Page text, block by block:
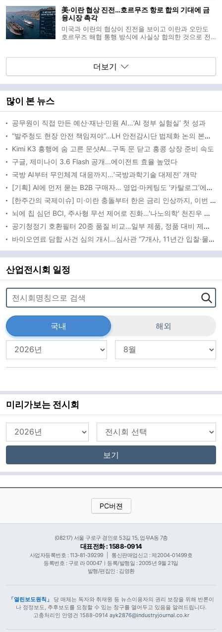
까지 수요가 확대된 영향으로 풀이된다. SEMI는 올해
2분기 전 세계 실리콘 웨이
美·이란 협상 진전…호르무즈 항로 합의 기대에 금
융시장 촉각
미국과 이란의 협상이 진전을 보이고 이란과 오만도
호르무즈 해협 통행 방식에 사실상 합의한 것으로 전
평가도 나와 불확실성은 이어
더보기
많이 본 뉴스
공무원이 직접 만든 예산·재난·민원 AI…‘AI 정부 실험실’ 첫 성과
“발주청도 현장 안전 책임져야”…LH 안전감시단 법제화 논의 본격화
Kimi K3 흥행에 숨 고른 문샷AI…구독 문 닫고 홍콩 상장 준비 속도
구글, 제미나이 3.6 Flash 공개…에이전트 효율 높였다
국방 AI부터 무인체계 대응까지…‘국방과학기술 대제전’ 개막
[기획] AI에 먼저 묻는 B2B 구매자… 영업·마케팅도 ‘카탈로그’에서 ‘AEO’로
[한주간의 국제이슈] 미·이란 충돌부터 한은 금리 인상까지, 이번 주 글로벌 변수 총집합
뇌에 칩 심던 BCI, 주사형 무선 제어로 진화…'나노의학' 천진우 교수 최고과학기술인상
공기청정기 호환필터 20종 품질 비교…일부 제품, 정품 대비 제거성능 떨어져
바이오연료 담합 사건 심의 개시…심사관 “7개사, 11년간 입찰·물량 배분”
산업전시회 일정
국내 해외
미리가보는 전시회
보기
PC버젼
(08217) 서울 구로구 경인로 53길 15, 업무A동 7층
대표전화 : 1588-0914
사업자등록번호 : 113-81-39299
통신판매업신고 : 제2004-01499호
등록번호 : 구로 라 00047ㅣ등록/발행일 : 2005년 9월 21일
발행/편집인 : 김영환
「열린보도원칙」
당 매체는 독자와 취재원 등 뉴스이용자의 권리 보장을 위해 반론이
나 정정보도, 추후보도를 요청할 수 있는 창구를 열어두고 있음을 알려드립니다.
고충처리인 안영건 1588-0914 ayk2876@industryjournal.co.kr